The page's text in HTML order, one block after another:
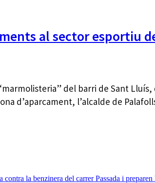
al sector esportiu
del barri de Sant
d’aparcament, l’alcalde de
contra la benzinera del carrer Passada i